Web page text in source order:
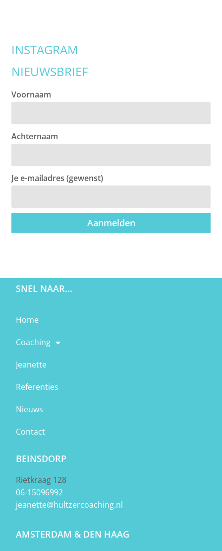
INSTAGRAM
NIEUWSBRIEF
Voornaam
Achternaam
Je e-mailadres (gewenst)
Aanmelden
SNEL NAAR...
Home
Coaching
Jeanette
Referenties
Nieuws
Contact
BEINSDORP
Rietkraag 128
06-15096992
jeanette@hultzercoaching.nl
AMSTERDAM & DEN HAAG